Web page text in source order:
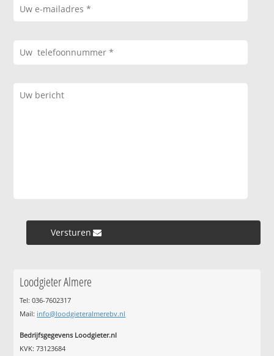
Versturen »
Loodgieter Almere
Tel: 036-7602317
Mail: info@loodgieteralmerebv.nl
Bedrijfsgegevens Loodgieter.nl
KVK: 73123684